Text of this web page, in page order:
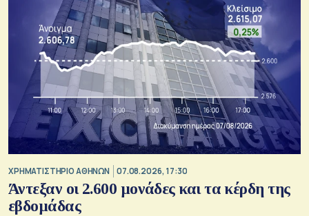
XΡΗΜΑΤΙΣΤΗΡΙΟ ΑΘΗΝΩΝ 07.08.2026, 17:30
Άντεξαν οι 2.600 μονάδες και τα κέρδη της
εβδομάδας